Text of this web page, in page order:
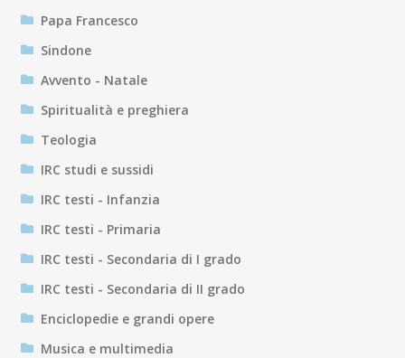
Papa Francesco
Sindone
Avvento - Natale
Spiritualità e preghiera
Teologia
IRC studi e sussidi
IRC testi - Infanzia
IRC testi - Primaria
IRC testi - Secondaria di I grado
IRC testi - Secondaria di II grado
Enciclopedie e grandi opere
Musica e multimedia